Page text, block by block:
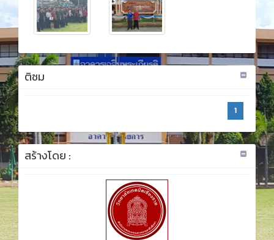
ติชม
1
สร้างโดย :